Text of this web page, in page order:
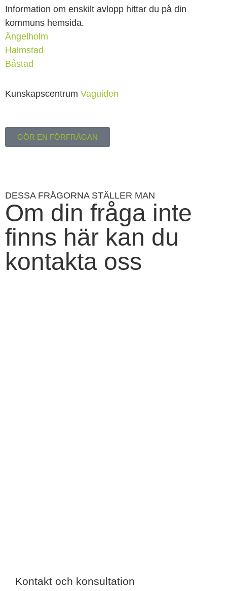
Information om enskilt avlopp hittar du på din
kommuns hemsida.
Ängelholm
Halmstad
Båstad
Kunskapscentrum Vaguiden
GÖR EN FÖRFRÅGAN
DESSA FRÅGORNA STÄLLER MAN
Om din fråga inte
finns här kan du
kontakta oss
Kontakt och konsultation